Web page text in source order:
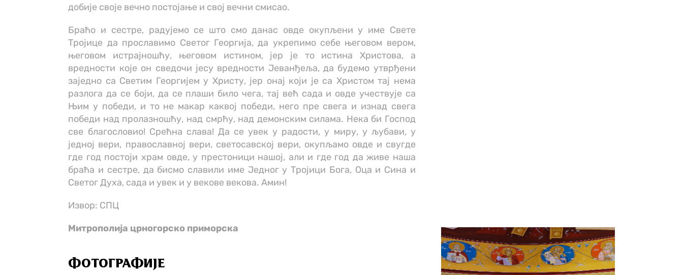
добије своје вечно постојање и свој вечни смисао.
Браћо и сестре, радујемо се што смо данас овде окупљени у име Свете
Тројице да прославимо Светог Георгија, да укрепимо себе његовом вером,
његовом истрајношћу, његовом истином, јер је то истина Христова, а
вредности које он сведочи јесу вредности Јеванђеља, да будемо утврђени
заједно са Светим Георгијем у Христу, јер онај који је са Христом тај нема
разлога да се боји, да се плаши било чега, тај већ сада и овде учествује са
Њим у победи, и то не макар каквој победи, него пре свега и изнад свега
победи над пролазношћу, над смрћу, над демонским силама. Нека би Господ
све благословио! Срећна слава! Да се увек у радости, у миру, у љубави, у
једној вери, православној вери, светосавској вери, окупљамо овде и свугде
где год постоји храм овде, у престоници нашој, али и где год да живе наша
браћа и сестре, да бисмо славили име Једног у Тројици Бога, Оца и Сина и
Светог Духа, сада и увек и у векове векова. Амин!
Извор: СПЦ
Митрополија црногорско приморска
ФОТОГРАФИЈЕ